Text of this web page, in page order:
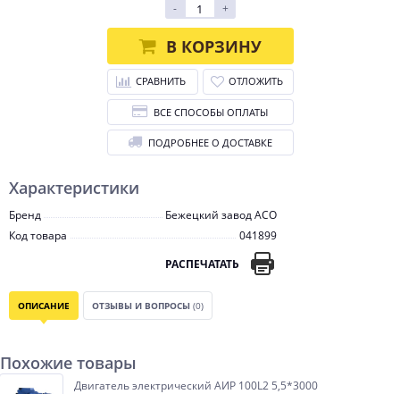
Характеристики
Бренд
Бежецкий завод АСО
Код товара
041899
РАСПЕЧАТАТЬ
-
+
В КОРЗИНУ
СРАВНИТЬ ОТЛОЖИТЬ
ВСЕ СПОСОБЫ ОПЛАТЫ
ПОДРОБНЕЕ О ДОСТАВКЕ
ОПИСАНИЕ ОТЗЫВЫ И ВОПРОСЫ (0)
Похожие товары
Двигатель электрический АИР 100L2 5,5*3000